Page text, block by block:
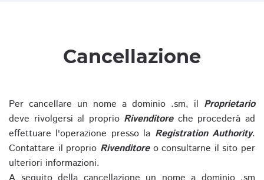
Cancellazione
Per cancellare un nome a dominio .sm, il Proprietario
deve rivolgersi al proprio Rivenditoreche procederà ad
effettuare l'operazione presso la Registration Authority.
Contattare il proprio Rivenditoreo consultarne il sito per
ulteriori informazioni.